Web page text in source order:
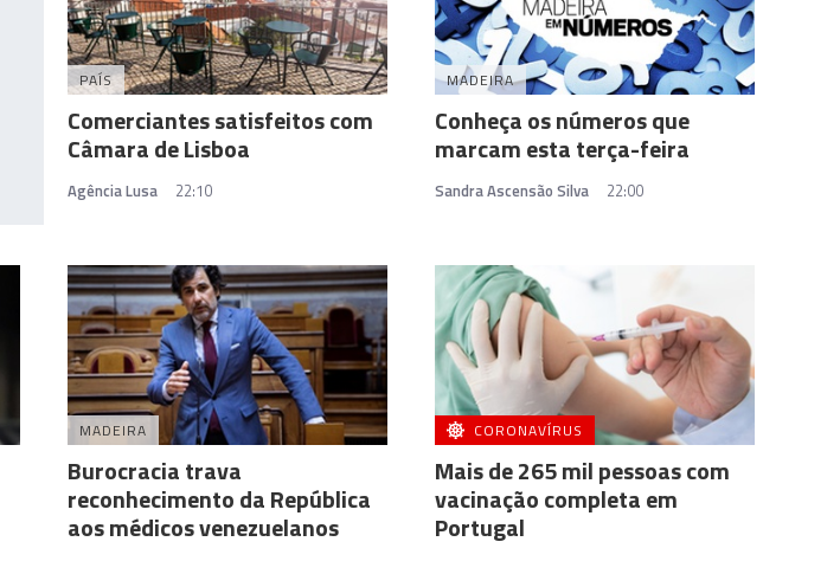
PAÍS
Comerciantes satisfeitos com
Câmara de Lisboa
Agência Lusa 22:10
MADEIRA
Conheça os números que
marcam esta terça-feira
Sandra Ascensão Silva 22:00
MADEIRA
Burocracia trava
reconhecimento da República
aos médicos venezuelanos
CORONAVÍRUS
Mais de 265 mil pessoas com
vacinação completa em
Portugal